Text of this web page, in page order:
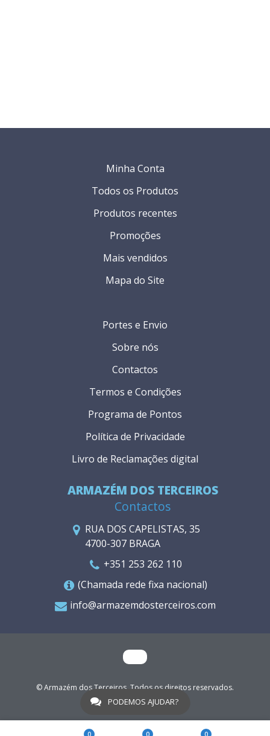
0 0 0
ARMAZÉM DOS TERCEIROS
Contactos
RUA DOS CAPELISTAS, 35
4700-307 BRAGA
+351 253 262 110
(Chamada rede fixa nacional)
info@armazemdosterceiros.com
Portes e Envio
Sobre nós
Contactos
Termos e Condições
Programa de Pontos
Política de Privacidade
Livro de Reclamações digital
Minha Conta
Todos os Produtos
Produtos recentes
Promoções
Mais vendidos
Mapa do Site
© Armazém dos Terceiros. Todos os direitos reservados.
WGO
PODEMOS AJUDAR?